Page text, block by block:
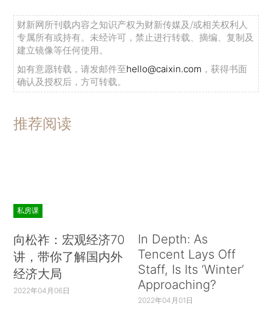
财新网所刊载内容之知识产权为财新传媒及/或相关权利人
专属所有或持有。未经许可，禁止进行转载、摘编、复制及
建立镜像等任何使用。
如有意愿转载，请发邮件至hello@caixin.com ，获得书面
确认及授权后，方可转载。
推荐阅读
私房课
向松祚：宏观经济70
讲，带你了解国内外
经济大局
2022年04月06日
In Depth: As
Tencent Lays Off
Staff, Is Its ‘Winter’
Approaching?
2022年04月01日